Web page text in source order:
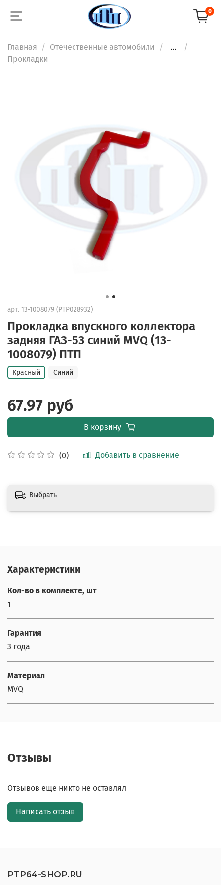
0
Главная Отечественные автомобили
...
Прокладки
арт. 13-1008079 (PTP028932)
Прокладка впускного коллектора
задняя ГАЗ-53 синий MVQ (13-
1008079) ПТП
(0) Добавить в сравнение
Красный Синий
67.97 руб
В корзину
Выбрать
Характеристики
Кол-во в комплекте, шт
1
Гарантия
3 года
Материал
MVQ
Отзывы
Отзывов еще никто не оставлял
Написать отзыв
PTP64-SHOP.RU